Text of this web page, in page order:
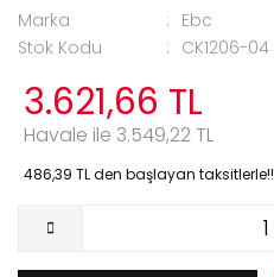
Marka
Ebc
Stok Kodu
CK1206-04
3.621,66 TL
Havale ile 3.549,22 TL
486,39 TL den başlayan taksitlerle!!